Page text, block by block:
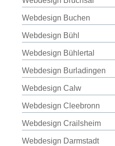
Webdesign Buchen
Webdesign Bühl
Webdesign Bühlertal
Webdesign Burladingen
Webdesign Calw
Webdesign Cleebronn
Webdesign Crailsheim
Webdesign Darmstadt